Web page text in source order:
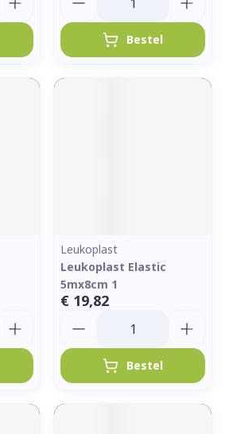
Bestel
Leukoplast
Leukoplast Elastic
5mx8cm 1
€ 19,82
Bestel